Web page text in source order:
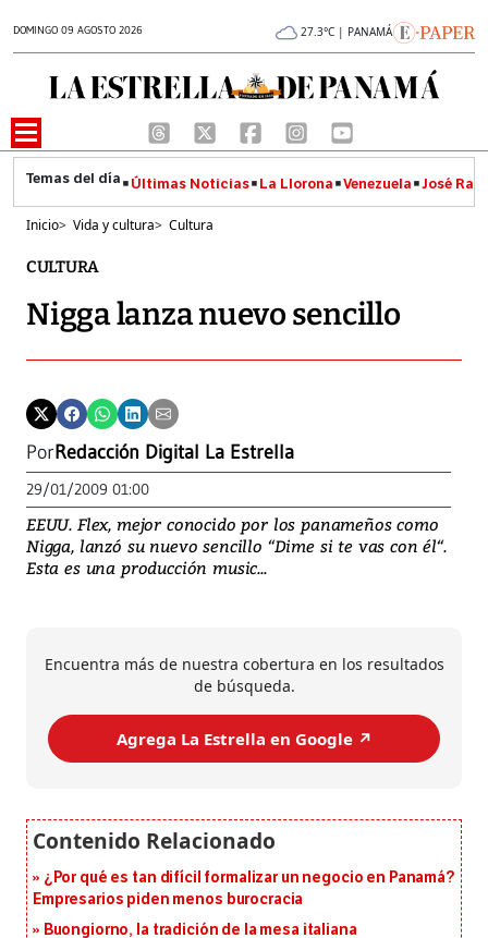
DOMINGO 09 AGOSTO 2026 27.3°C | PANAMÁ
Últimas Noticias La Llorona Venezuela José
Inicio> Vida y cultura> Cultura
CULTURA
Nigga lanza nuevo sencillo
PorRedacción Digital La Estrella
29/01/2009 01:00
EEUU. Flex, mejor conocido por los panameños como
Nigga, lanzó su nuevo sencillo “Dime si te vas con él“.
Esta es una producción music...
Encuentra más de nuestra cobertura en los resultados
de búsqueda.
Agrega La Estrella en Google ↗️
¿Por qué es tan difícil formalizar un negocio en Panamá?
Empresarios piden menos burocracia
Buongiorno, la tradición de la mesa italiana